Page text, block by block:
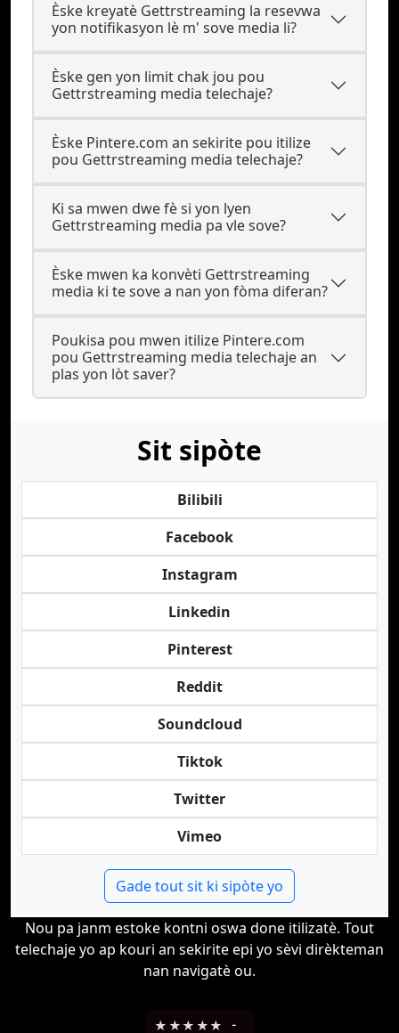
Èske kreyatè Gettrstreaming la resevwa
yon notifikasyon lè m' sove media li?
Èske gen yon limit chak jou pou
Gettrstreaming media telechaje?
Èske Pintere.com an sekirite pou itilize
pou Gettrstreaming media telechaje?
Ki sa mwen dwe fè si yon lyen
Gettrstreaming media pa vle sove?
Èske mwen ka konvèti Gettrstreaming
media ki te sove a nan yon fòma diferan?
Poukisa pou mwen itilize Pintere.com
pou Gettrstreaming media telechaje an
plas yon lòt saver?
Sit sipòte
Bilibili
Facebook
Instagram
Linkedin
Pinterest
Reddit
Soundcloud
Tiktok
Twitter
Vimeo
Gade tout sit ki sipòte yo
Nou pa janm estoke kontni oswa done itilizatè. Tout
telechaje yo ap kouri an sekirite epi yo sèvi dirèkteman
nan navigatè ou.
★ ★★ ★★ -